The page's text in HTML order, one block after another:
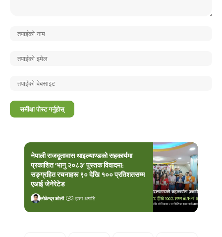
नेपाली राजदूतावास थाइल्याण्डको सहकार्यमा
प्रकाशित ‘भानु २०८३’ पुस्तक विवादमा:
सङ्ग्रहित रचनाहरू ९० देखि १०० प्रतिशतसम्म
एआई जेनेरेटेड
लोकेन्द्र ओली 3 हप्ता अगाडि